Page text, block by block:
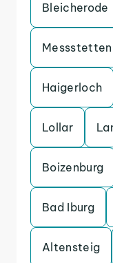
Bleicherode
Messstetten
Haigerloch
Lollar
Boizenburg
Bad Iburg
Altensteig